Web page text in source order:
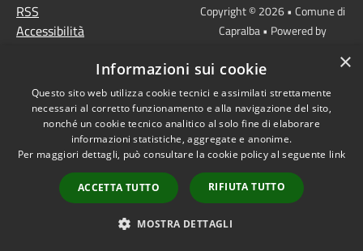
RSS
Accessibilità
Mappa del sito
Copyright © 2026 • Comune di
Capralba • Powered by
redazione
×
Informazioni sui cookie
Questo sito web utilizza cookie tecnici e assimilati strettamente
necessari al corretto funzionamento e alla navigazione del sito,
nonché un cookie tecnico analitico al solo fine di elaborare
informazioni statistiche, aggregate e anonime.
Per maggiori dettagli, può consultare la cookie policy al seguente link
ACCETTA TUTTO RIFIUTA TUTTO
MOSTRA DETTAGLI